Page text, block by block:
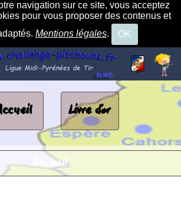
navigation sur ce site, vous acceptez
pour vous proposer des contenus et
Mentions légales. OK
Livre d'or
Accueil